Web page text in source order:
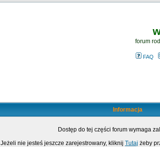
forum
FAQ
Informacja
Dostęp do tej części forum wymaga
Jeżeli nie jesteś jeszcze zarejestrowany, kliknij Tutaj żeby